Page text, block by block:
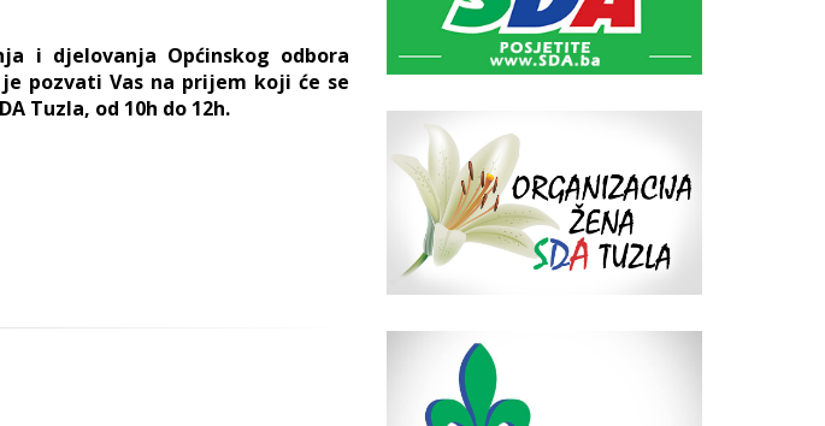
i djelovanja Općinskog odbora
pozvati Vas na prijem koji će se
Tuzla, od 10h do 12h.